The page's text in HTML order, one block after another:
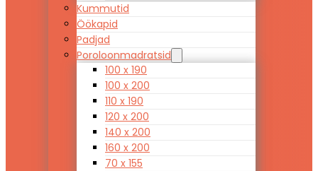
Kummutid
Öökapid
Padjad
Poroloonmadratsid
100 x 190
100 x 200
110 x 190
120 x 200
140 x 200
160 x 200
70 x 155